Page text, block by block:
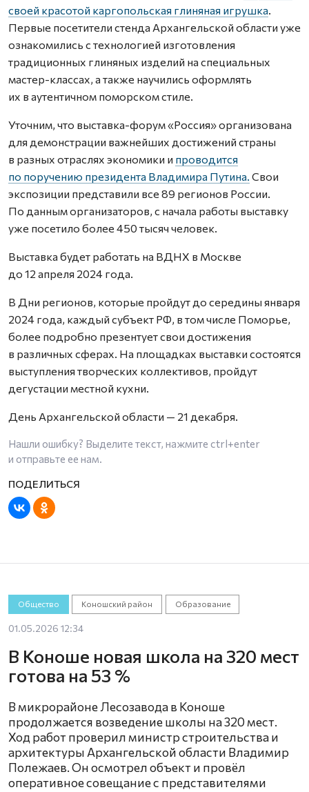
своей красотой каргопольская глиняная игрушка.
Первые посетители стенда Архангельской области уже
ознакомились с технологией изготовления
традиционных глиняных изделий на специальных
мастер-классах, а также научились оформлять
их в аутентичном поморском стиле.
Уточним, что выставка-форум «Россия» организована
для демонстрации важнейших достижений страны
в разных отраслях экономики и проводится
по поручению президента Владимира Путина. Свои
экспозиции представили все 89 регионов России.
По данным организаторов, с начала работы выставку
уже посетило более 450 тысяч человек.
Выставка будет работать на ВДНХ в Москве
до 12 апреля 2024 года.
В Дни регионов, которые пройдут до середины января
2024 года, каждый субъект РФ, в том числе Поморье,
более подробно презентует свои достижения
в различных сферах. На площадках выставки состоятся
выступления творческих коллективов, пройдут
дегустации местной кухни.
День Архангельской области — 21 декабря.
Нашли ошибку? Выделите текст, нажмите ctrl+enter
и отправьте ее нам.
Общество Коношский район Образование
01.05.2026 12:34
В Коноше новая школа на 320 мест
готова на 53 %
В микрорайоне Лесозавода в Коноше
продолжается возведение школы на 320 мест.
Ход работ проверил министр строительства и
архитектуры Архангельской области Владимир
Полежаев. Он осмотрел объект и провёл
оперативное совещание с представителями